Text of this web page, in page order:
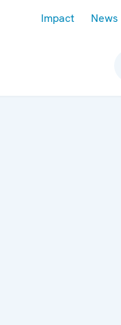
Impact News